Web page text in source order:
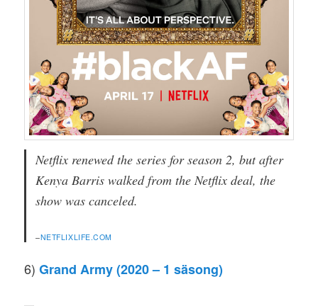
Netflix renewed the series for season 2, but after
Kenya Barris walked from the Netflix deal, the
show was canceled.
–NETFLIXLIFE.COM
6)Grand Army (2020 – 1 säsong)